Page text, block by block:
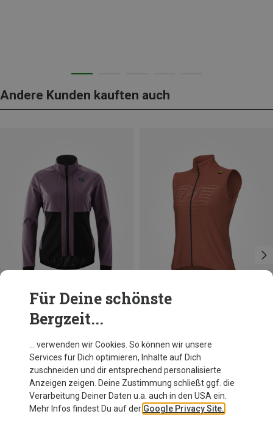
Andere Kunden kauften auch
Du sparst 40%
Für Deine schönste
Bergzeit...
… verwenden wir Cookies. So können wir unsere
Services für Dich optimieren, Inhalte auf Dich
zuschneiden und dir entsprechend personalisierte
Anzeigen zeigen. Deine Zustimmung schließt ggf. die
Verarbeitung Deiner Daten u.a. auch in den USA ein.
Mehr Infos findest Du auf der Google Privacy Site.